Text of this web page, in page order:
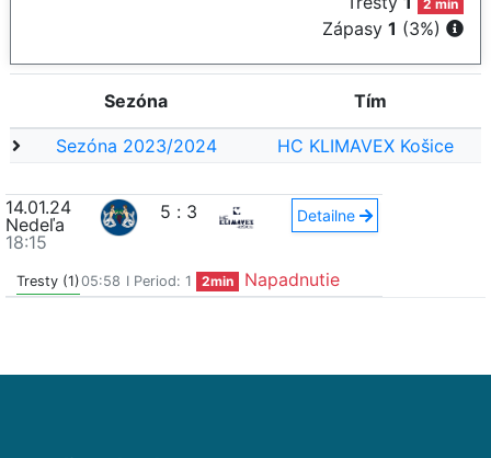
2 min
Zápasy 1 (3%)
Sezóna Tím
Sezóna 2023/2024 HC KLIMAVEX Košice
14.01.24
Nedeľa
18:15
5 : 3 Detailne
Tresty (1)05:58 I Period: 1 2min Napadnutie